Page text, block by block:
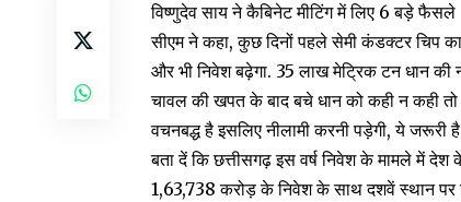
विष्णुदेव साय ने कैबिनेट मीटिंग में लिए 6 बड़े फैसले
सीएम ने कहा, कुछ दिनों पहले सेमी कंडक्टर चिप का
और भी निवेश बढ़ेगा. 35 लाख मेट्रिक टन धान की
चावल की खपत के बाद बचे धान को कही न कही तो
वचनबद्ध है इसलिए नीलामी करनी पड़ेगी, ये जरूरी
बता दें कि छत्तीसगढ़ इस वर्ष निवेश के मामले में
1,63,738 करोड़ के निवेश के साथ दशवें स्थान